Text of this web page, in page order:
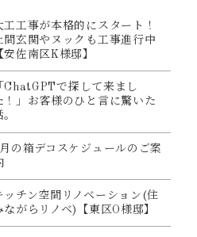
工工事が本格的にスタート！
間玄関やヌックも工事進行中
安佐南区K様邸】
ChatGPTで探して来まし
！」お客様のひと言に驚いた
の箱デコスケジュールのご案
ッチン空間リノベーション(住
ながらリノベ)【東区O様邸】